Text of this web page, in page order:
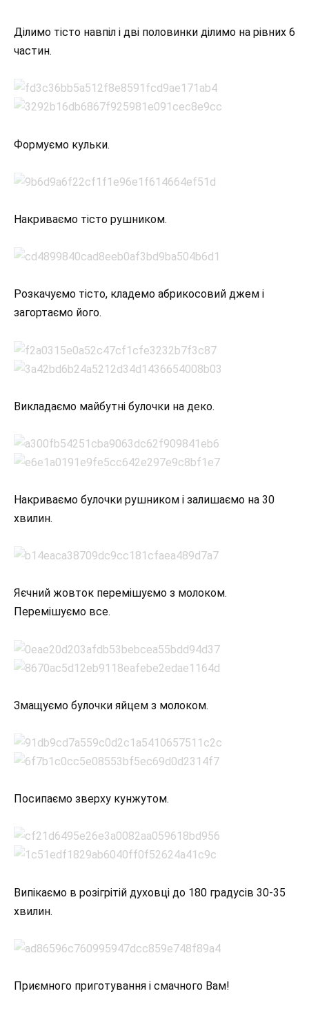
Ділимо тісто навпіл і дві половинки ділимо на рівних 6
частин.
Формуємо кульки.
Накриваємо тісто рушником.
Розкачуємо тісто, кладемо абрикосовий джем і
загортаємо його.
Викладаємо майбутні булочки на деко.
Накриваємо булочки рушником і залишаємо на 30
хвилин.
Яєчний жовток перемішуємо з молоком.
Перемішуємо все.
Змащуємо булочки яйцем з молоком.
Посипаємо зверху кунжутом.
Випікаємо в розігрітій духовці до 180 градусів 30-35
хвилин.
Приємного приготування і смачного Вам!